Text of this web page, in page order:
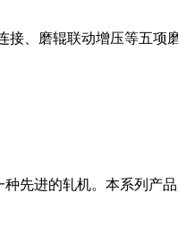
、磨辊联动增压等五项
先进的轧机。本系列产